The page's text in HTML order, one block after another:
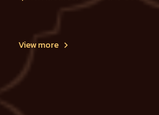
View more